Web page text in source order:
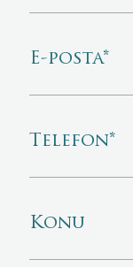
E-posta*
Telefon*
Konu